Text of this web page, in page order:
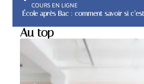
COURS EN LIGNE
École après Bac : comment savoir si
Au top